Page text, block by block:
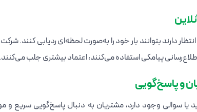
پیامکی استفاده می‌کنند، اعتماد بیشتری جلب می‌کنند.
سوالی وجود دارد، مشتریان به دنبال پاسخ‌گویی سریع و